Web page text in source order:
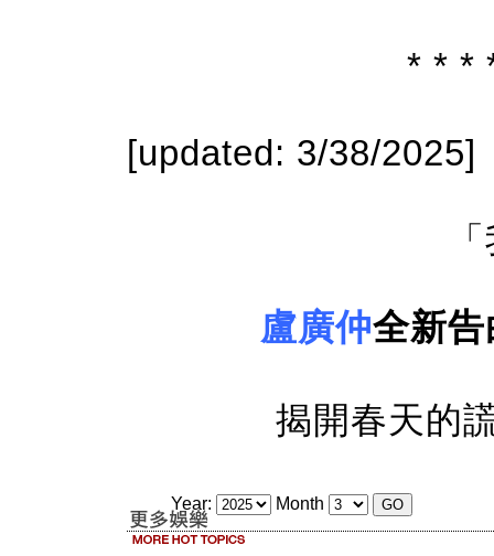
* * *
[updated: 3/38/2025]
盧廣仲全新
揭開春天的
Year: Month